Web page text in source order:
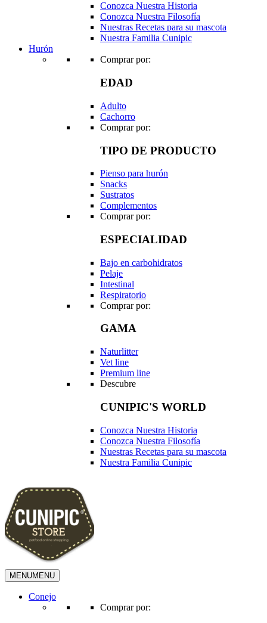
Conozca Nuestra Historia
Conozca Nuestra Filosofía
Nuestras Recetas para su mascota
Nuestra Familia Cunipic
Hurón
Comprar por:
EDAD
Adulto
Cachorro
Comprar por:
TIPO DE PRODUCTO
Pienso para hurón
Snacks
Sustratos
Complementos
Comprar por:
ESPECIALIDAD
Bajo en carbohidratos
Pelaje
Intestinal
Respiratorio
Comprar por:
GAMA
Naturlitter
Vet line
Premium line
Descubre
CUNIPIC'S WORLD
Conozca Nuestra Historia
Conozca Nuestra Filosofía
Nuestras Recetas para su mascota
Nuestra Familia Cunipic
MENUMENU
Conejo
Comprar por: